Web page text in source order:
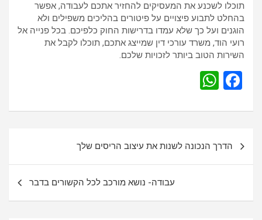
תוכלו לשכנע את המעסיקים להחזיר אתכם לעבודה, אפשר
בהחלט לתבוע פיצויים על פיטורים בהליכים משפילים ולא
הוגנים ועל כך שלא עמדו בדרישות החוק כלפיכם. בכל פנייה אל
רועי הוד, משרד עורכי דין שמייצג אתכם, תוכלו לקבל את
השירות הטוב ביותר לזכויות שלכם.
F
ce
o
at
A
הדרך הנכונה לשנות את עיצוב הריסים שלך
עבודה- נושא מורכב לכל הקשורים בדבר